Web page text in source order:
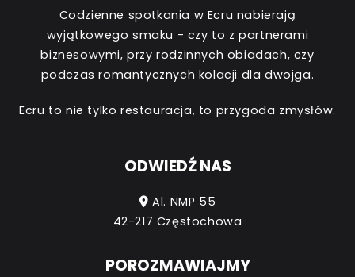
Codzienne spotkania w Ecru nabierają
wyjątkowego smaku - czy to z partnerami
biznesowymi, przy rodzinnych obiadach, czy
podczas romantycznych kolacji dla dwojga.
Ecru to nie tylko restauracja, to przygoda zmysłów.
ODWIEDŹ NAS
Al. NMP 55
42-217 Częstochowa
POROZMAWIAJMY